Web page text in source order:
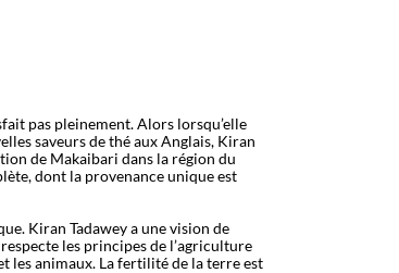
pas pleinement. Alors lorsqu’elle
saveurs de thé aux Anglais, Kiran
de Makaibari dans la région du
dont la provenance unique est
Kiran Tadawey a une vision de
les principes de l’agriculture
les animaux. La fertilité de la terre est